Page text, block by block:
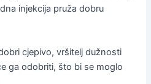
injekcija pruža dobru
cjepivo, vršitelj dužnosti
ga odobriti, što bi se moglo